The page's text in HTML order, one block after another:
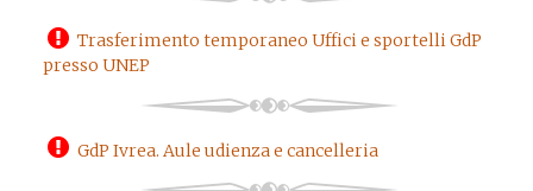
Trasferimento temporaneo Uffici e sportelli GdP
presso UNEP
GdP Ivrea. Aule udienza e cancelleria